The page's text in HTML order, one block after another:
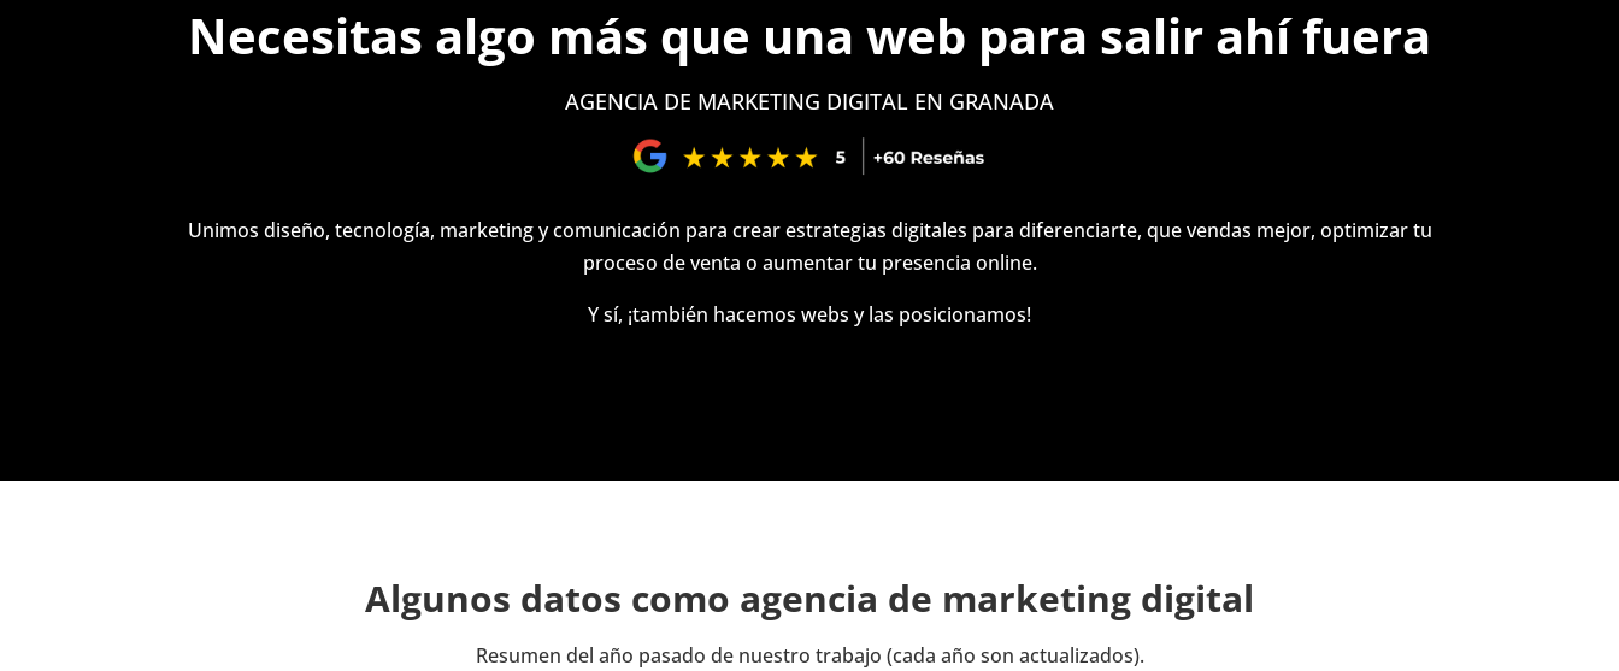
Necesitas algo más que una web para salir ahí fuera
AGENCIA DE MARKETING DIGITAL EN GRANADA
Unimos diseño, tecnología, marketing y comunicación para crear estrategias digitales para diferenciarte, que vendas mejor, optimizar tu
proceso de venta o aumentar tu presencia online.
Y sí, ¡también hacemos webs y las posicionamos!
Algunos datos como agencia de marketing digital
Resumen del año pasado de nuestro trabajo (cada año son actualizados).